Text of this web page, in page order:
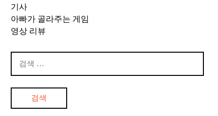
기사
아빠가 골라주는 게임
영상 리뷰
색: